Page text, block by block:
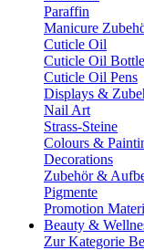
Paraffin
Manicure
Cuticle Oil
Cuticle Oil Bottle
Cuticle Oil Pens
Displays &
Nail Art
Strass-Steine
Colours &
Decorations
Zubehör &
Pigmente
Promotion
Beauty &
Zur Kategorie